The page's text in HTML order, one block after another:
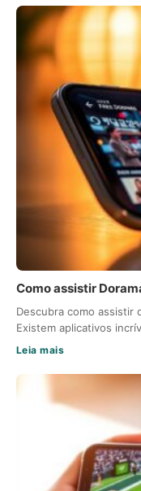
Como assistir
Descubra como assistir
Existem aplicativos
Leia mais